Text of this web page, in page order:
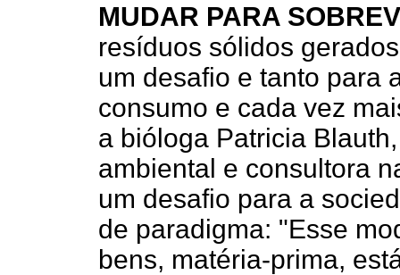
MUDAR PARA
resíduos sólidos
um desafio e tanto para
consumo e cada vez
a bióloga Patricia
ambiental e consultora
um desafio para a
de paradigma: "Esse
bens, matéria-prima,